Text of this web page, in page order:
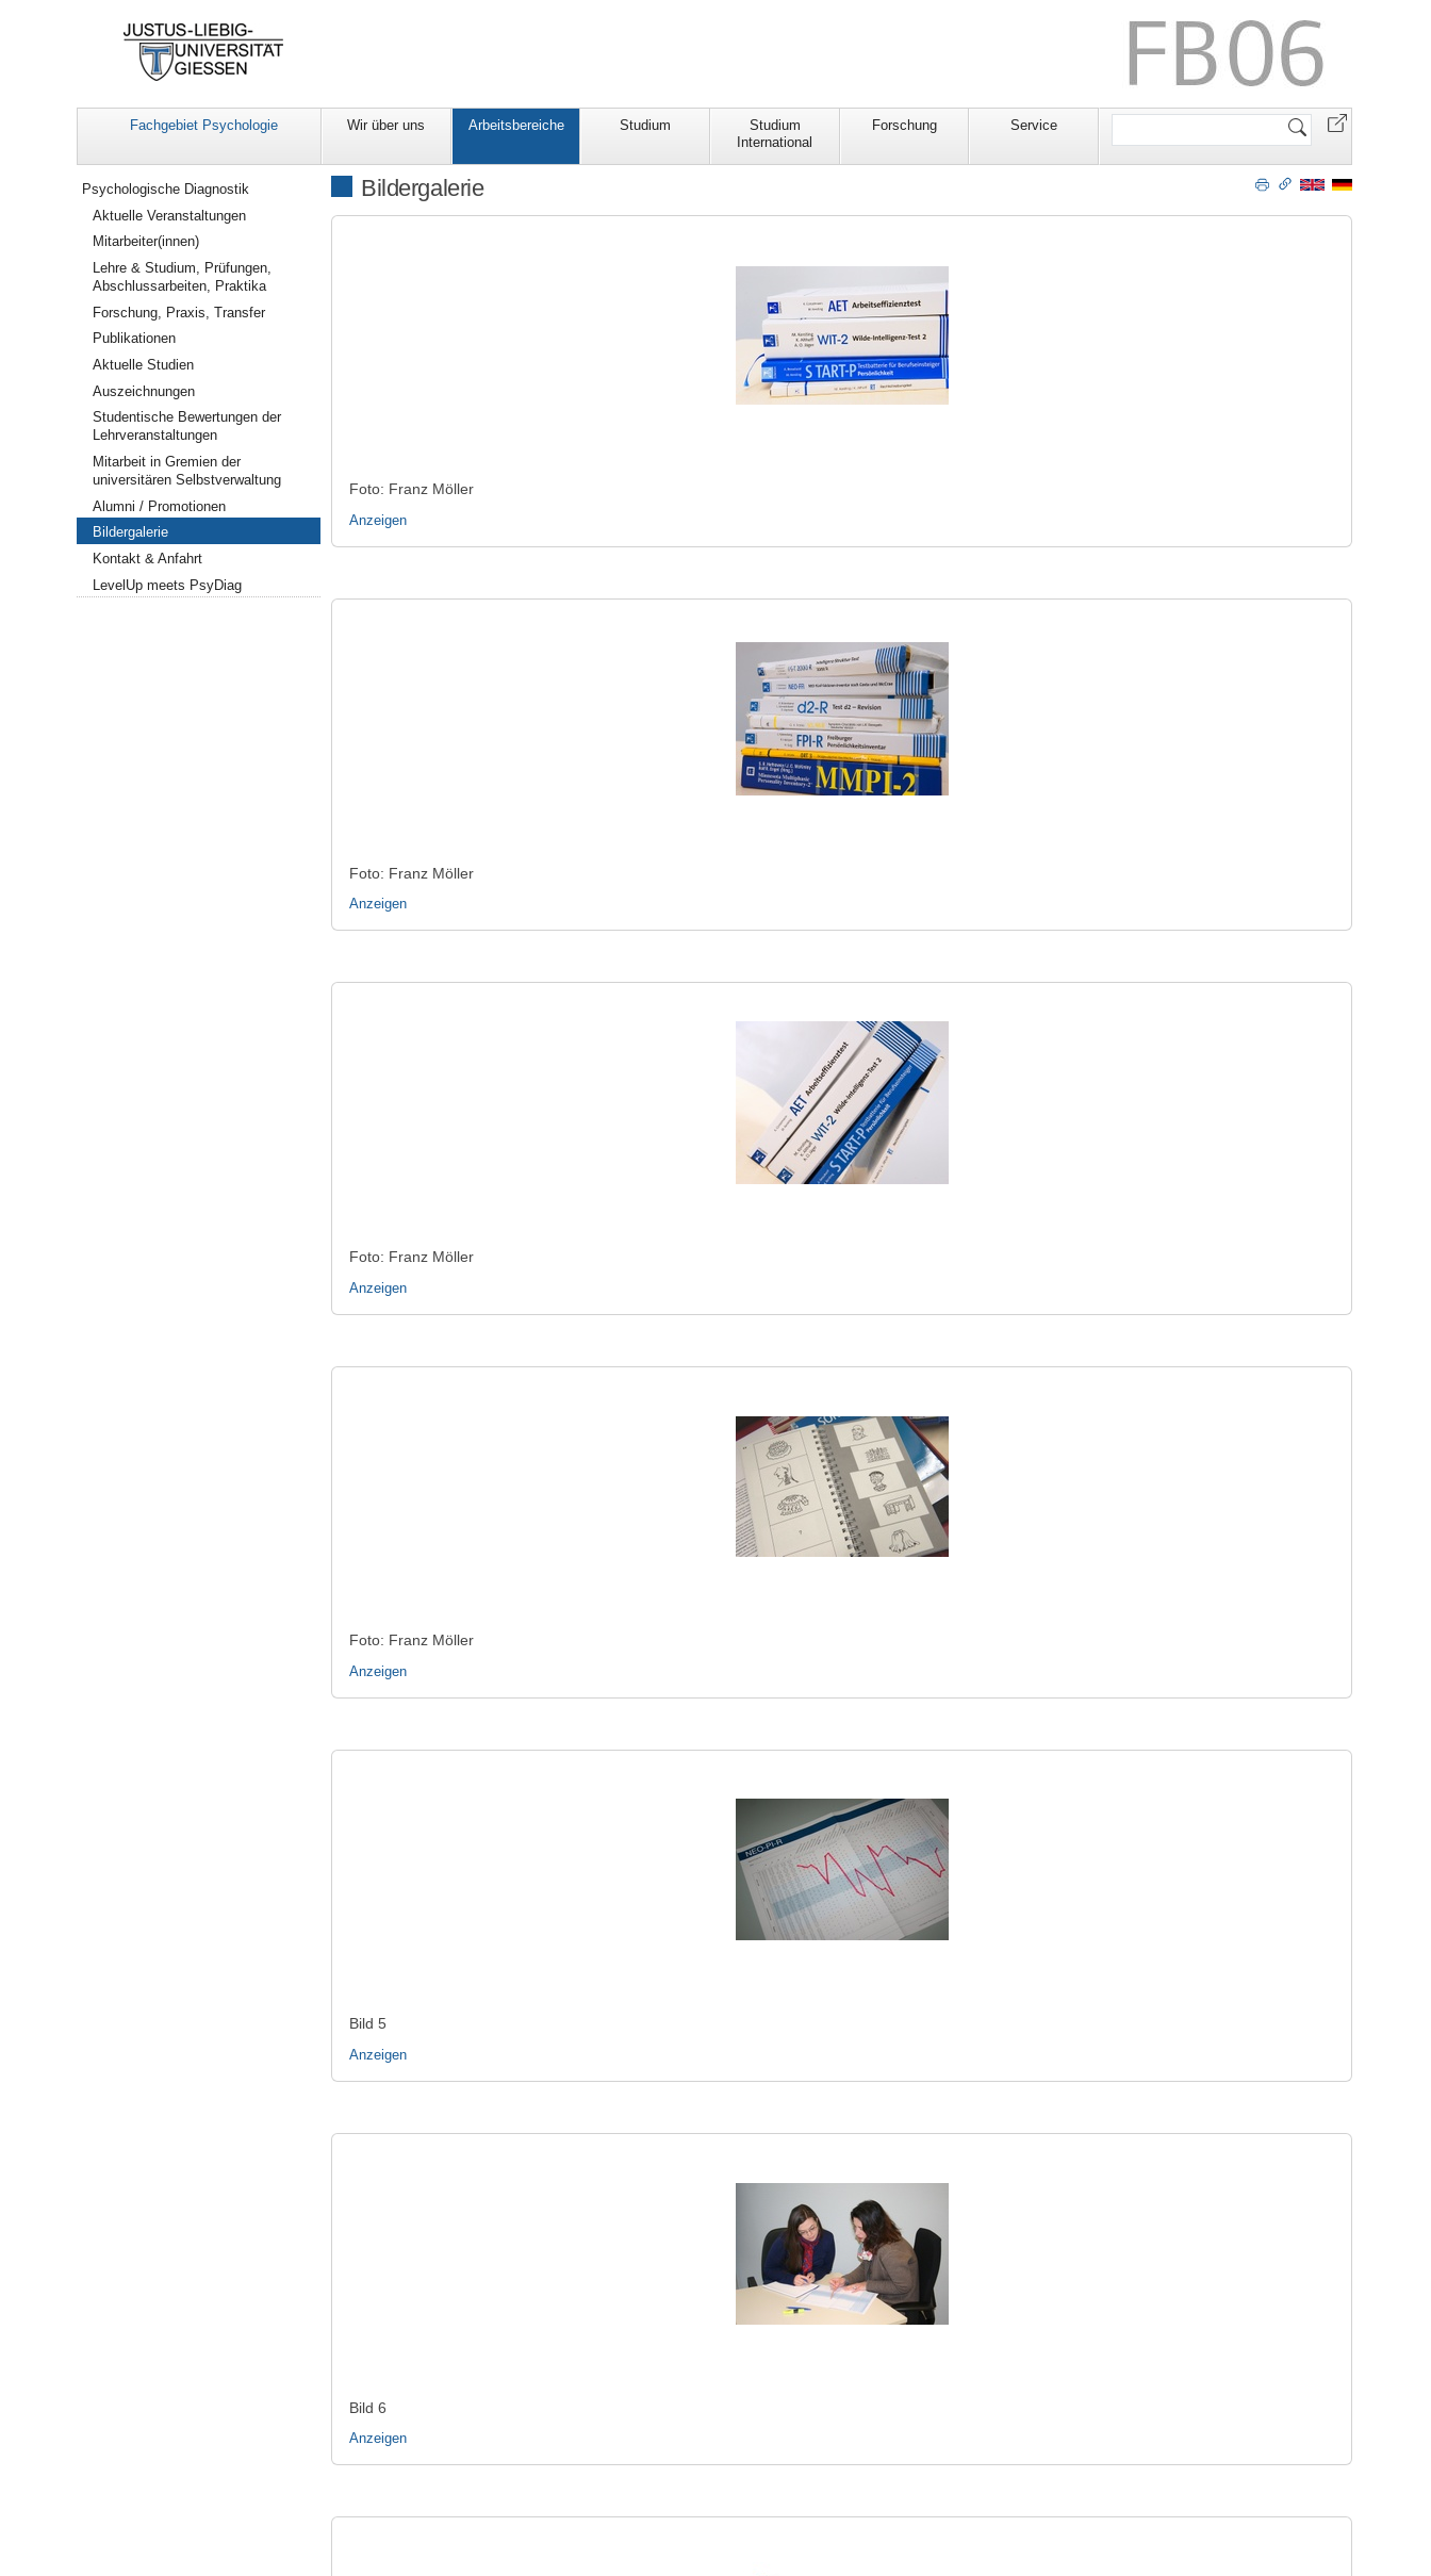
Fachgebiet Psychologie Wir über uns Arbeitsbereiche Studium
Studium
International
Forschung Service
Website
Bildergalerie
Foto: Franz Möller
Anzeigen
Foto: Franz Möller
Anzeigen
Foto: Franz Möller
Anzeigen
Foto: Franz Möller
Anzeigen
Bild 5
Anzeigen
Bild 6
Anzeigen
Navigation
Psychologische Diagnostik
Aktuelle Veranstaltungen
Mitarbeiter(innen)
Lehre & Studium, Prüfungen,
Abschlussarbeiten, Praktika
Forschung, Praxis, Transfer
Publikationen
Aktuelle Studien
Auszeichnungen
Studentische Bewertungen der
Lehrveranstaltungen
Mitarbeit in Gremien der
universitären Selbstverwaltung
Alumni / Promotionen
Bildergalerie
Kontakt & Anfahrt
LevelUp meets PsyDiag